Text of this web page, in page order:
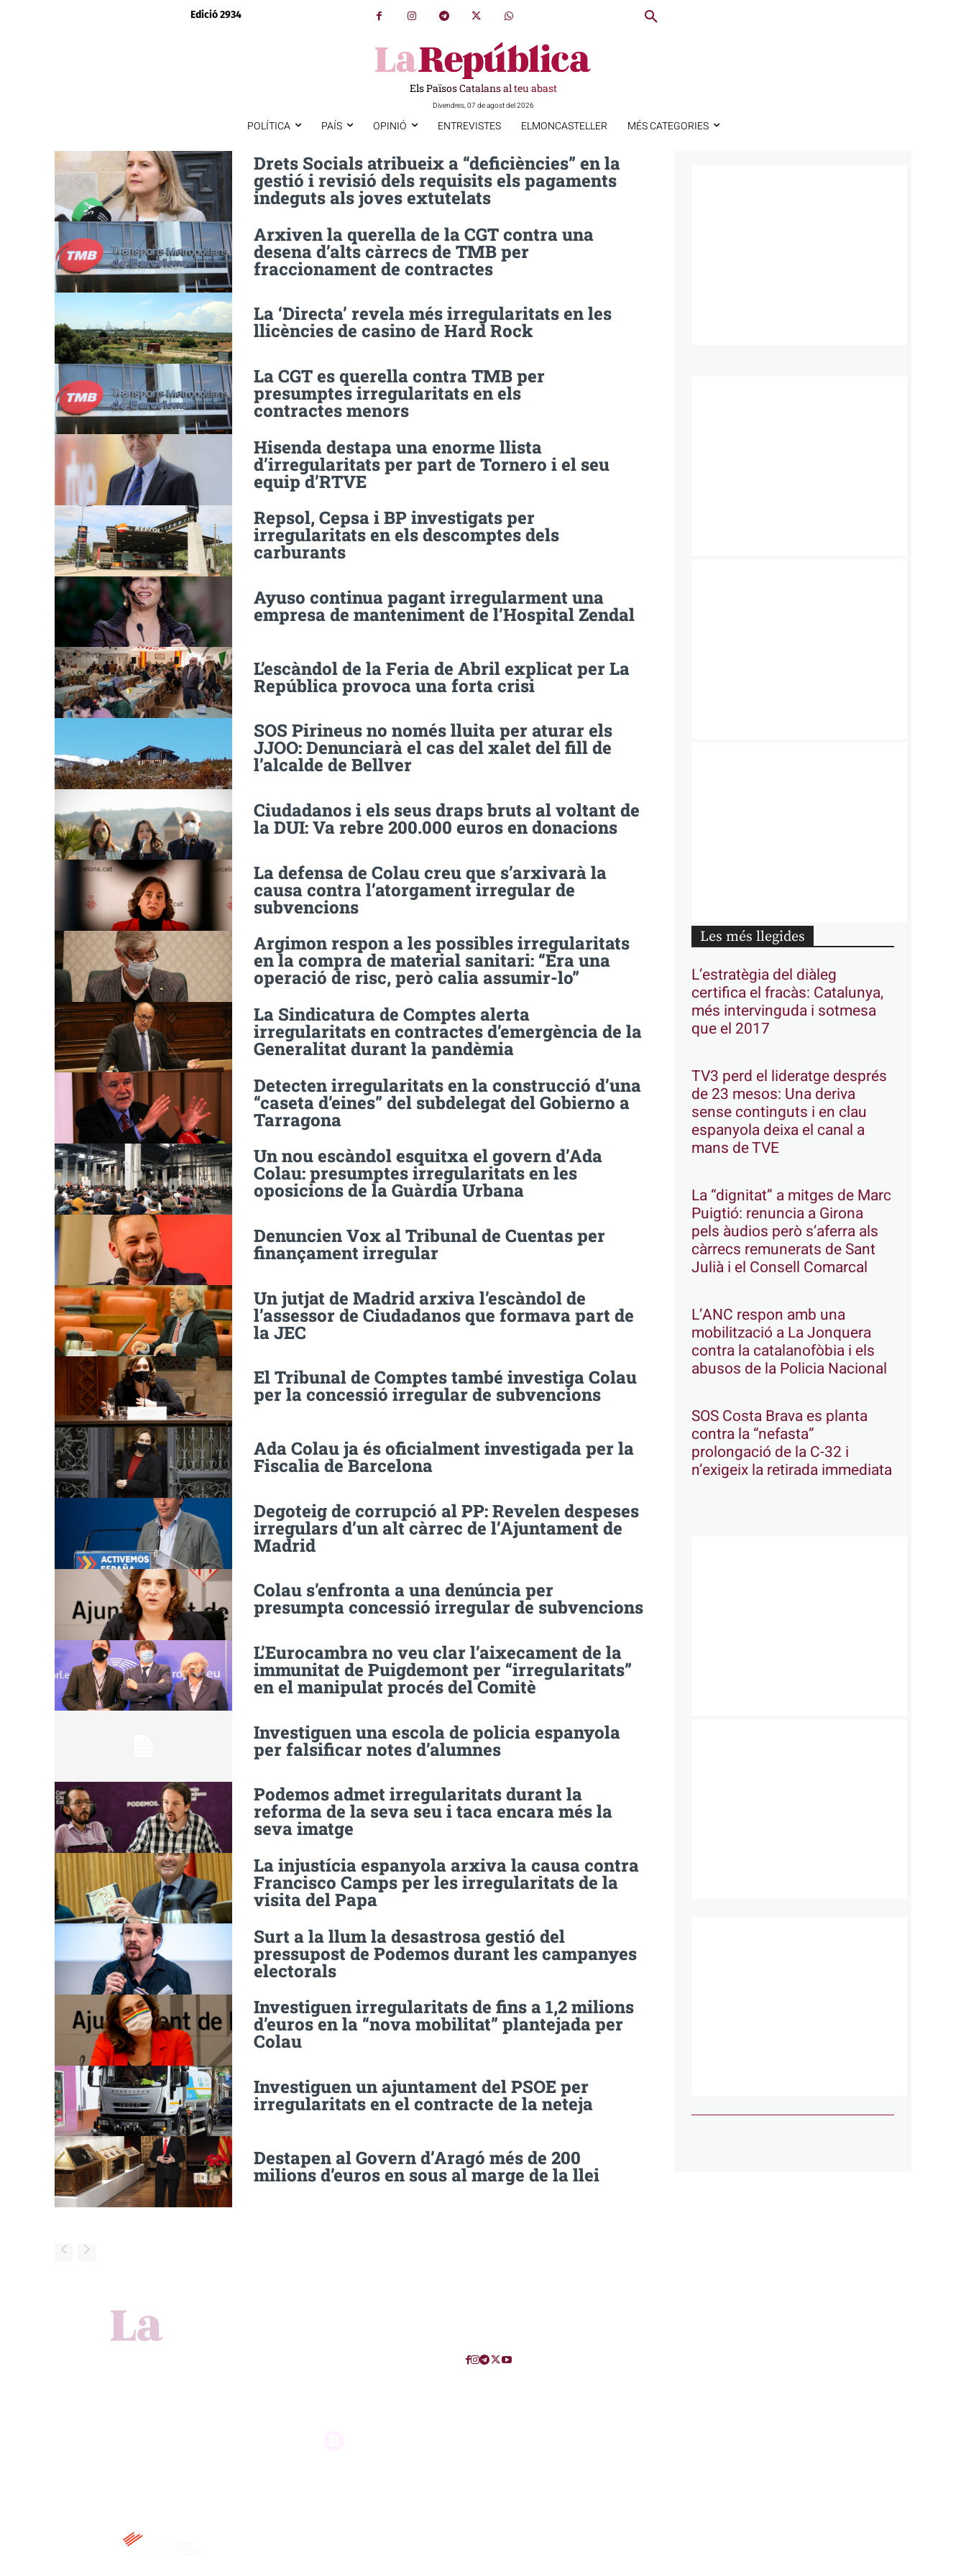
Edició 2934
Els Països Catalans al teu abast
Divendres, 07 de agost del 2026
POLÍTICA PAÍS OPINIÓ ENTREVISTES ELMONCASTELLER MÉS CATEGORIES
Drets Socials atribueix a “deficiències” en la
gestió i revisió dels requisits els pagaments
indeguts als joves extutelats
Arxiven la querella de la CGT contra una
desena d’alts càrrecs de TMB per
fraccionament de contractes
La ‘Directa’ revela més irregularitats en les
llicències de casino de Hard Rock
La CGT es querella contra TMB per
presumptes irregularitats en els
contractes menors
Hisenda destapa una enorme llista
d’irregularitats per part de Tornero i el seu
equip d’RTVE
Repsol, Cepsa i BP investigats per
irregularitats en els descomptes dels
carburants
Ayuso continua pagant irregularment una
empresa de manteniment de l’Hospital Zendal
L’escàndol de la Feria de Abril explicat per La
República provoca una forta crisi
SOS Pirineus no només lluita per aturar els
JJOO: Denunciarà el cas del xalet del fill de
l’alcalde de Bellver
Ciudadanos i els seus draps bruts al voltant de
la DUI: Va rebre 200.000 euros en donacions
La defensa de Colau creu que s’arxivarà la
causa contra l’atorgament irregular de
subvencions
Argimon respon a les possibles irregularitats
en la compra de material sanitari: “Era una
operació de risc, però calia assumir-lo”
La Sindicatura de Comptes alerta
irregularitats en contractes d’emergència de la
Generalitat durant la pandèmia
Detecten irregularitats en la construcció d’una
“caseta d’eines” del subdelegat del Gobierno a
Tarragona
Un nou escàndol esquitxa el govern d’Ada
Colau: presumptes irregularitats en les
oposicions de la Guàrdia Urbana
Denuncien Vox al Tribunal de Cuentas per
finançament irregular
Un jutjat de Madrid arxiva l’escàndol de
l’assessor de Ciudadanos que formava part de
la JEC
El Tribunal de Comptes també investiga Colau
per la concessió irregular de subvencions
Ada Colau ja és oficialment investigada per la
Fiscalia de Barcelona
Degoteig de corrupció al PP: Revelen despeses
irregulars d’un alt càrrec de l’Ajuntament de
Madrid
Colau s’enfronta a una denúncia per
presumpta concessió irregular de subvencions
L’Eurocambra no veu clar l’aixecament de la
immunitat de Puigdemont per “irregularitats”
en el manipulat procés del Comitè
Investiguen una escola de policia espanyola
per falsificar notes d’alumnes
Podemos admet irregularitats durant la
reforma de la seva seu i taca encara més la
seva imatge
La injustícia espanyola arxiva la causa contra
Francisco Camps per les irregularitats de la
visita del Papa
Surt a la llum la desastrosa gestió del
pressupost de Podemos durant les campanyes
electorals
Investiguen irregularitats de fins a 1,2 milions
d’euros en la “nova mobilitat” plantejada per
Colau
Investiguen un ajuntament del PSOE per
irregularitats en el contracte de la neteja
Destapen al Govern d’Aragó més de 200
milions d’euros en sous al marge de la llei
Les més llegides
L’estratègia del diàleg
certifica el fracàs: Catalunya,
més intervinguda i sotmesa
que el 2017
TV3 perd el lideratge després
de 23 mesos: Una deriva
sense continguts i en clau
espanyola deixa el canal a
mans de TVE
La “dignitat” a mitges de Marc
Puigtió: renuncia a Girona
pels àudios però s’aferra als
càrrecs remunerats de Sant
Julià i el Consell Comarcal
L’ANC respon amb una
mobilització a La Jonquera
contra la catalanofòbia i els
abusos de la Policia Nacional
SOS Costa Brava es planta
contra la “nefasta”
prolongació de la C-32 i
n’exigeix la retirada immediata